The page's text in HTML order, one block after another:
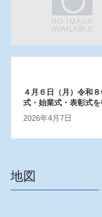
４月６日（月）令和
式・始業式・表彰式を
2026年4月7日
地図